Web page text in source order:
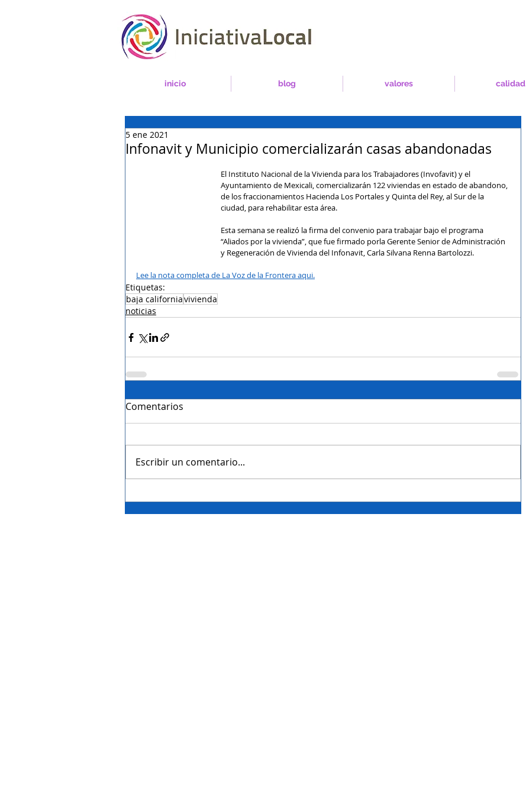
inicio blog valores calidad
Infonavit y Municipio comercializarán casas abandonadas
5 ene 2021
El Instituto Nacional de la Vivienda para los Trabajadores (Invofavit) y el
Ayuntamiento de Mexicali, comercializarán 122 viviendas en estado de abandono,
de los fraccionamientos Hacienda Los Portales y Quinta del Rey, al Sur de la
ciudad, para rehabilitar esta área.
Esta semana se realizó la firma del convenio para trabajar bajo el programa
“Aliados por la vivienda”, que fue firmado porla Gerente Senior de Administración
y Regeneración de Vivienda del Infonavit, Carla Silvana Renna Bartolozzi.
Lee la nota completa de La Voz de la Frontera aqui.
Etiquetas:
baja californiavivienda
noticias
Comentarios
Escribir un comentario...